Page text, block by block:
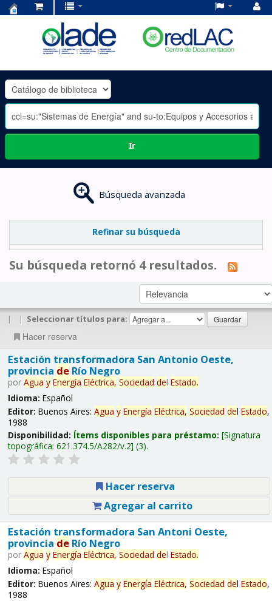
OLADE
-
Ir
Búsqueda avanzada
Refinar su búsqueda
Su búsqueda retornó 4 resultados.
| | Seleccionar títulos para:
Hacer reserva
Estación transformadora San Antonio Oeste,
provincia deRío Negro
por Agua y Energía Eléctrica, Sociedad del Estado.
Idioma: Español
Editor: Buenos Aires: Agua y Energía Eléctrica, Sociedad del Estado,
1988
Disponibilidad: Ítems disponibles para préstamo: Signatura
topográfica: 621.374.5/A282/v.2 (3).
Hacer reserva
Agregar al carrito
Estación transformadora San Antoni Oeste,
provincia deRío Negro
por Agua y Energía Eléctrica, Sociedad del Estado.
Idioma: Español
Editor: Buenos Aires: Agua y Energía Eléctrica, Sociedad del Estado,
1988